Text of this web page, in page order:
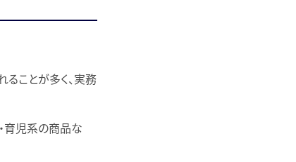
ことが多く、実務
育児系の商品な